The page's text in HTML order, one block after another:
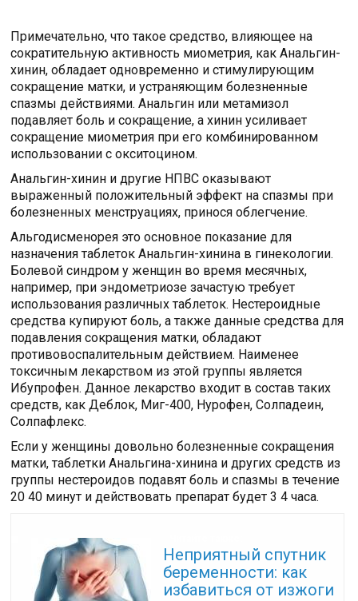
Примечательно, что такое средство, влияющее на
сократительную активность миометрия, как Анальгин-
хинин, обладает одновременно и стимулирующим
сокращение матки, и устраняющим болезненные
спазмы действиями. Анальгин или метамизол
подавляет боль и сокращение, а хинин усиливает
сокращение миометрия при его комбинированном
использовании с окситоцином.
Анальгин-хинин и другие НПВС оказывают
выраженный положительный эффект на спазмы при
болезненных менструациях, принося облегчение.
Альгодисменорея это основное показание для
назначения таблеток Анальгин-хинина в гинекологии.
Болевой синдром у женщин во время месячных,
например, при эндометриозе зачастую требует
использования различных таблеток. Нестероидные
средства купируют боль, а также данные средства для
подавления сокращения матки, обладают
противовоспалительным действием. Наименее
токсичным лекарством из этой группы является
Ибупрофен. Данное лекарство входит в состав таких
средств, как Деблок, Миг-400, Нурофен, Солпадеин,
Солпафлекс.
Если у женщины довольно болезненные сокращения
матки, таблетки Анальгина-хинина и других средств из
группы нестероидов подавят боль и спазмы в течение
20 40 минут и действовать препарат будет 3 4 часа.
Неприятный спутник
беременности: как
избавиться от изжоги